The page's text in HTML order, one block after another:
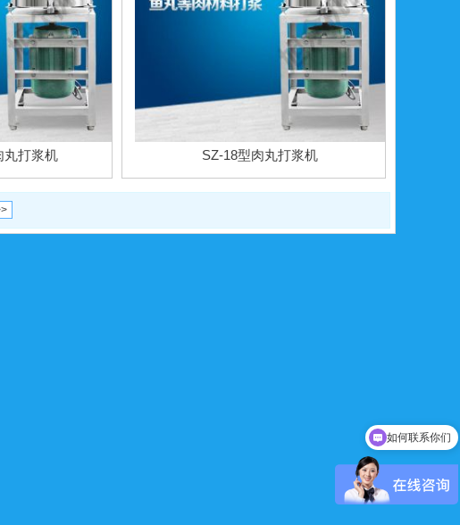
丸打浆机 SZ-18型肉丸打浆机
可以介绍下你们的产品么